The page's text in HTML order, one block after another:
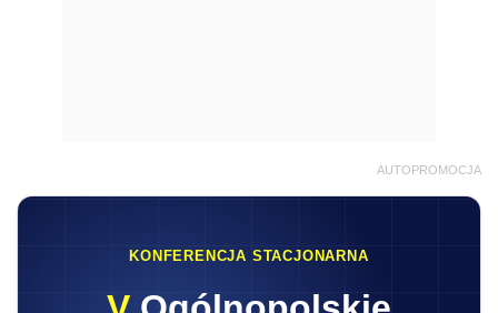
AUTOPROMOCJA
KONFERENCJA STACJONARNA